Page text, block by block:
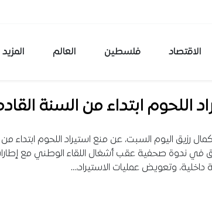
الاقتصاد فلسطين العالم المزيد
اللحوم ابتداء من السنة
كمال رزيق اليوم السبت، عن منع استيراد اللحوم ابتداء
في ندوة صحفية عقب أشغال اللقاء الوطني مع
داخلية، وتعويض عمليات الاستيراد،…